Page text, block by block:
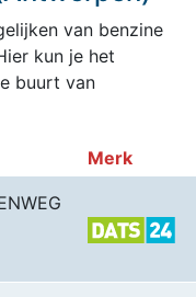
van benzine
kun je het
buurt van
Merk